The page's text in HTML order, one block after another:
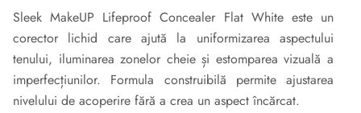
Sleek MakeUP Lifeproof Concealer Flat White este un
corector lichid care ajută la uniformizarea aspectului
tenului, iluminarea zonelor cheie și estomparea vizuală a
imperfecțiunilor. Formula construibilă permite ajustarea
nivelului de acoperire fără a crea un aspect încărcat.